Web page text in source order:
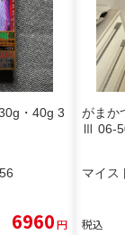
・40g 3
6960円
がまか
Ⅲ 06-
マイス
税込